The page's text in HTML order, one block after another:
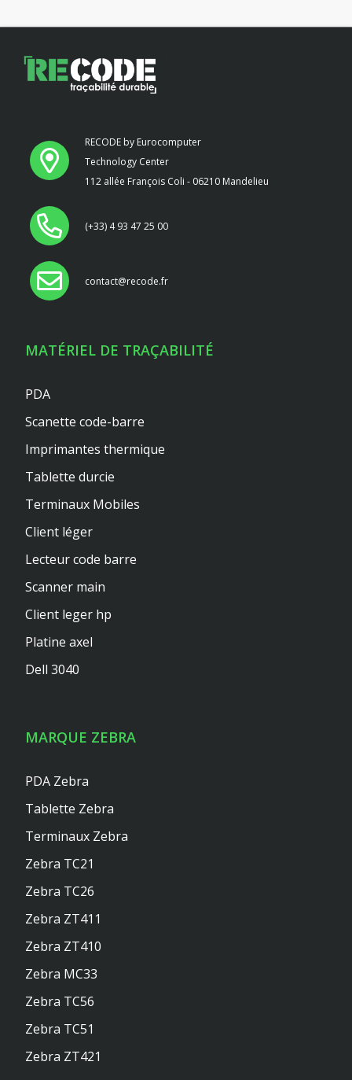
RECODE by Eurocomputer
Technology Center
112 allée François Coli - 06210 Mandelieu
(+33) 4 93 47 25 00
contact@recode.fr
MATÉRIEL DE TRAÇABILITÉ
PDA
Scanette code-barre
Imprimantes thermique
Tablette durcie
Terminaux Mobiles
Client léger
Lecteur code barre
Scanner main
Client leger hp
Platine axel
Dell 3040
MARQUE ZEBRA
PDA Zebra
Tablette Zebra
Terminaux Zebra
Zebra TC21
Zebra TC26
Zebra ZT411
Zebra ZT410
Zebra MC33
Zebra TC56
Zebra TC51
Zebra ZT421